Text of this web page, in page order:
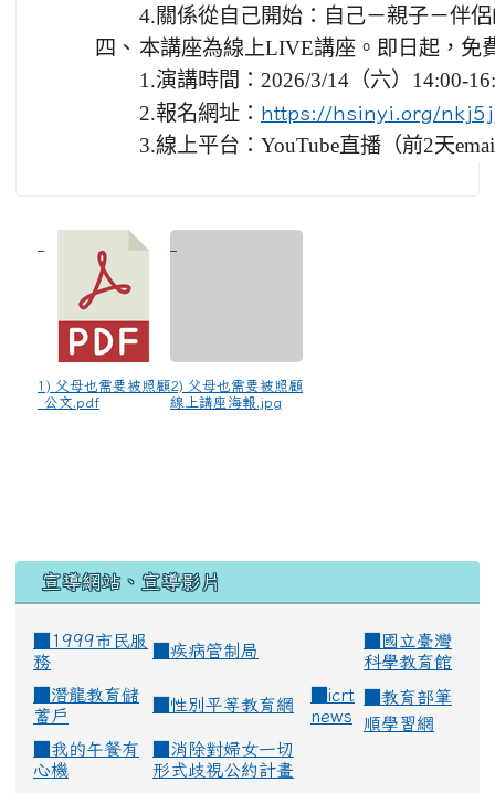
4.關係從自己開始：自己－親子－伴
四、 本講座為線上LIVE講座。即日起，免
1.演講時間：2026/3/14（六）14:00-
2.報名網址： https://hsinyi.org/
3.線上平台：YouTube直播（前2天
1) 父母也需要被照顧
_公文.pdf
2) 父母也需要被照顧
線上講座海報.jpg
宣導網站、宣導影片
■1999市民服
務
疾病管制局
國立臺灣
科學教育館
潛龍教育儲
蓄戶
性別平等教育網
icrt
news
教育部筆
順學習網
我的午餐有
心機
消除對婦女一切
形式歧視公約計畫